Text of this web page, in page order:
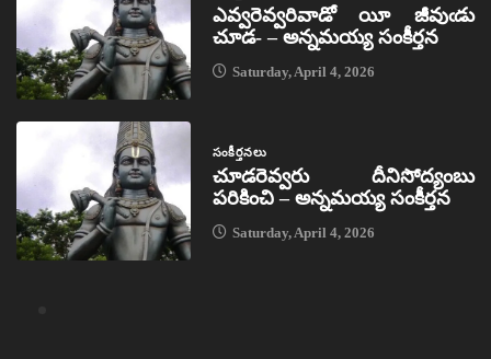
ఎవ్వరెవ్వరివాడో యీ జీవుఁడు
చూడ- – అన్నమయ్య సంకీర్తన
Saturday, April 4, 2026
సంకీర్తనలు
చూడరెవ్వరు దీనిసోద్యంబు
పరికించి – అన్నమయ్య సంకీర్తన
Saturday, April 4, 2026